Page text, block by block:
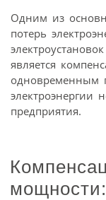
Одним из
потерь
является
одновременным
электроэнергии
предприятия.